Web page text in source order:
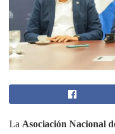
La Asociación Nacional